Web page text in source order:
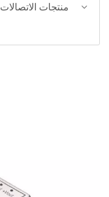
منتجات الاتصالات